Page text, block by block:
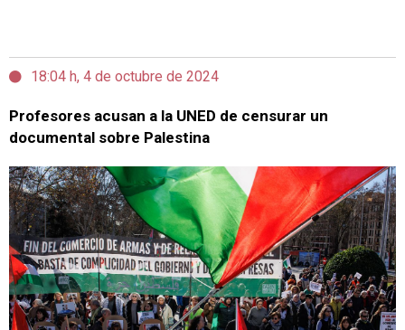
18:04 h, 4 de octubre de 2024
Profesores acusan a la UNED de censurar un
documental sobre Palestina